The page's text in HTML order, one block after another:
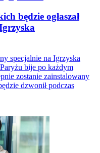
będzie ogłaszał
specjalnie na Igrzyska
bije po każdym
zostanie zainstalowany
dzwonił podczas